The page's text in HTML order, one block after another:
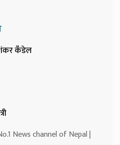
कँडेल
News channel of Nepal |